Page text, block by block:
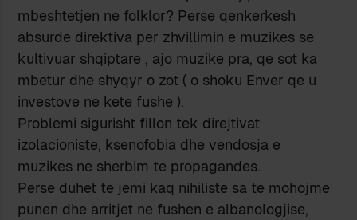
mbeshtetjen ne folklor? Perse qenkerkesh
absurde direktiva per zhvillimin e muzikes se
kultivuar shqiptare , ajo muzike pra, qe sot ka
mbetur dhe shyqyr o zot ( o shoku Enver qe u
investove ne kete fushe ).
Problemi sigurisht fillon tek direjtivat
izolacioniste, ksenofobia dhe vendosja e
muzikes ne sherbim te propagandes.
Perse duhet te jemi kaq nihiliste sa te mohojme
punen dhe arritjet ne fushen e albanologjise,